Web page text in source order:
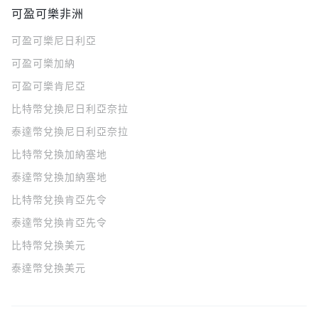
可盈可樂非洲
可盈可樂 尼日利亞
可盈可樂加納
可盈可樂肯尼亞
比特幣兌換尼日利亞奈拉
泰達幣兌換尼日利亞奈拉
比特幣兌換加納塞地
泰達幣兌換加納塞地
比特幣兌換肯亞先令
泰達幣兌換肯亞先令
比特幣兌換美元
泰達幣兌換美元